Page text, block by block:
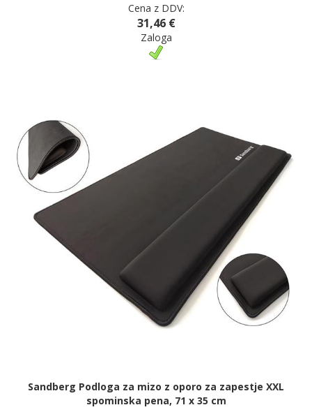
Cena z DDV:
31,46 €
Zaloga
Sandberg Podloga za mizo z oporo za zapestje XXL
spominska pena, 71 x 35 cm